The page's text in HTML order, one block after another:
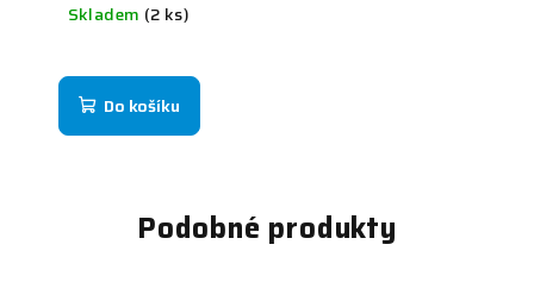
Skladem (2 ks)
Do košíku
Podobné produkty